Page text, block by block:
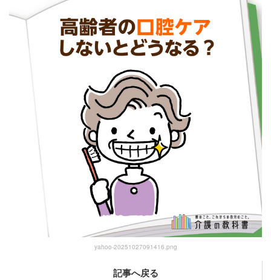
yahoo-20251027091416.png
記事へ戻る